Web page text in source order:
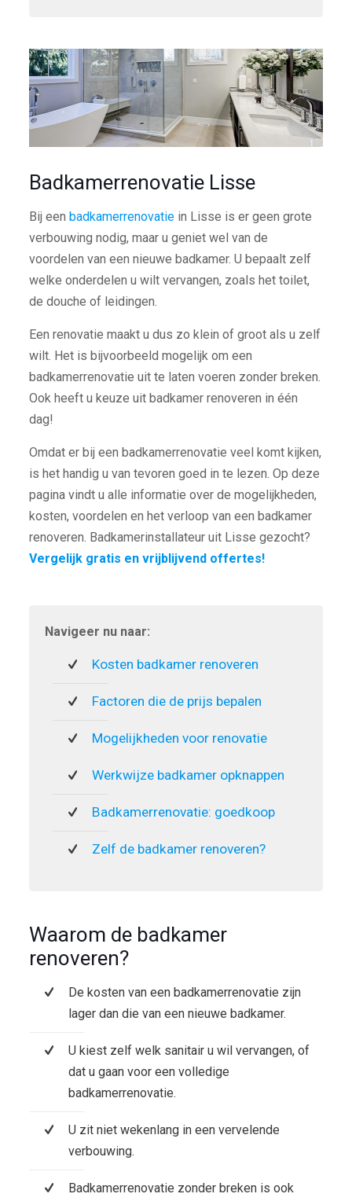
Badkamerrenovatie Lisse
Bij een badkamerrenovatiein Lisse is er geen grote
verbouwing nodig, maar u geniet wel van de
voordelen van een nieuwe badkamer. U bepaalt zelf
welke onderdelen u wilt vervangen, zoals het toilet,
de douche of leidingen.
Een renovatie maakt u dus zo klein of groot als u zelf
wilt. Het is bijvoorbeeld mogelijk om een
badkamerrenovatie uit te laten voeren zonder breken.
Ook heeft u keuze uit badkamer renoveren in één
dag!
Omdat er bij een badkamerrenovatie veel komt kijken,
is het handig u van tevoren goed in te lezen. Op deze
pagina vindt u alle informatie over de mogelijkheden,
kosten, voordelen en het verloop van een badkamer
renoveren. Badkamerinstallateur uit Lisse gezocht?
Vergelijk gratis en vrijblijvend offertes!
Navigeer nu naar:
Kosten badkamer renoveren
Factoren die de prijs bepalen
Mogelijkheden voor renovatie
Werkwijze badkamer opknappen
Badkamerrenovatie: goedkoop
Zelf de badkamer renoveren?
Waarom de badkamer
renoveren?
De kosten van een badkamerrenovatie zijn
lager dan die van een nieuwe badkamer.
U kiest zelf welk sanitair u wil vervangen, of
dat u gaan voor een volledige
badkamerrenovatie.
U zit niet wekenlang in een vervelende
verbouwing.
Badkamerrenovatie zonder breken is ook